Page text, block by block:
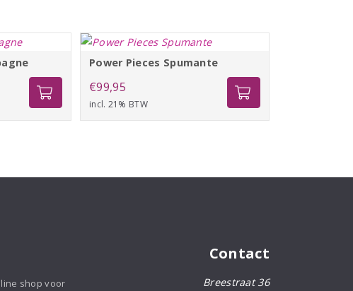
Power Pieces Spumante
€99,95
incl. 21% BTW
shop voor
Contact
Breestraat 36